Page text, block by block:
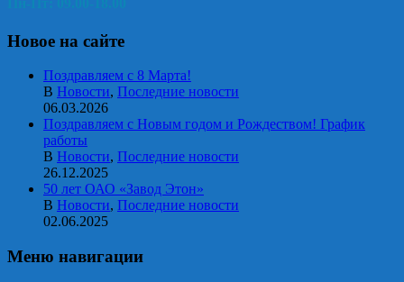
Новое на сайте
Поздравляем с 8 Марта!
В Новости, Последние новости
06.03.2026
Поздравляем с Новым годом и Рождеством! График
работы
В Новости, Последние новости
26.12.2025
50 лет ОАО «Завод Этон»
В Новости, Последние новости
02.06.2025
Меню навигации